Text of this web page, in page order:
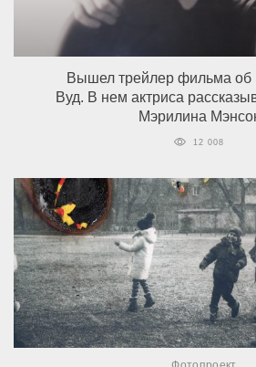
Вышел трейлер фильма об
Вуд. В нем актриса
Мэрилина
12 008